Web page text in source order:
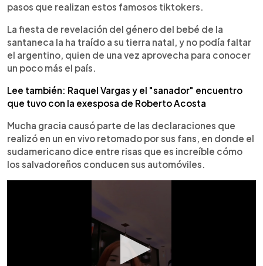
pasos que realizan estos famosos tiktokers.
La fiesta de revelación del género del bebé de la
santaneca la ha traído a su tierra natal, y no podía faltar
el argentino, quien de una vez aprovecha para conocer
un poco más el país.
Lee también: Raquel Vargas y el "sanador" encuentro
que tuvo con la exesposa de Roberto Acosta
Mucha gracia causó parte de las declaraciones que
realizó en un en vivo retomado por sus fans, en donde el
sudamericano dice entre risas que es increíble cómo
los salvadoreños conducen sus automóviles.